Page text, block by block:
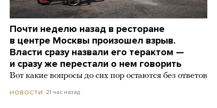
Почти неделю назад в ресторане
в центре Москвы произошел взрыв.
Власти сразу назвали его терактом —
и сразу же перестали о нем говорить
Вот какие вопросы до сих пор остаются без ответов
НОВОСТИ 21 час назад